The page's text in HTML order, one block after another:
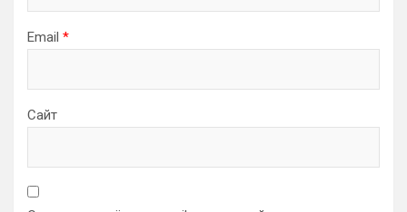
Email *
Сайт